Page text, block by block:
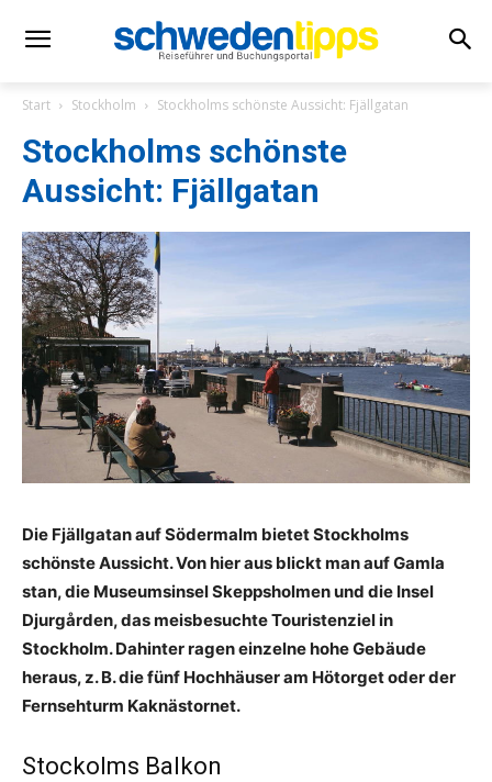
Start Stockholm Stockholms schönste Aussicht: Fjällgatan
Stockholms schönste
Aussicht: Fjällgatan
Die Fjällgatan auf Södermalm bietet Stockholms
schönste Aussicht. Von hier aus blickt man auf Gamla
stan, die Museumsinsel Skeppsholmen und die Insel
Djurgården, das meisbesuchte Touristenziel in
Stockholm. Dahinter ragen einzelne hohe Gebäude
heraus, z. B. die fünf Hochhäuser am Hötorget oder der
Fernsehturm Kaknästornet.
Stockolms Balkon